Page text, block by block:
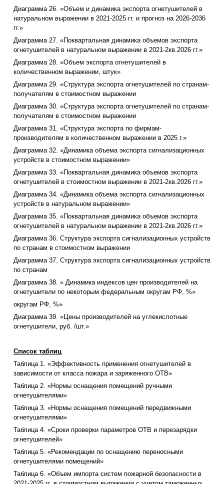
Диаграмма 26. «Объем и динамика экспорта огнетушителей в
натуральном выражении в 2021-2025 гг. и прогноз на 2026-2036
гг.»
Диаграмма 27. «Поквартальная динамика объемов экспорта
огнетушителей в натуральном выражении в 2021-2кв.2026 гг.»
Диаграмма 28. «Объем экспорта огнетушителей в
количественном выражении, штук»
Диаграмма 29. «Структура экспорта огнетушителей по странам-
получателям в стоимостном выражении
Диаграмма 30. «Структура экспорта огнетушителей по странам-
получателям в стоимостном выражении
Диаграмма 31. «Структура экспорта по фирмам-
производителям в количественном выражении в 2025 г.»
Диаграмма 32. «Динамика объема экспорта сигнализационных
устройств в стоимостном выражении»
Диаграмма 33. «Поквартальная динамика объемов экспорта
огнетушителей в стоимостном выражении в 2021-2кв.2026 гг.»
Диаграмма 34. «Динамика объема экспорта сигнализационных
устройств в натуральном выражении»
Диаграмма 35. «Поквартальная динамика объемов экспорта
огнетушителей в натуральном выражении в 2021-2кв.2026 гг.»
Диаграмма 36. Структура экспорта сигнализационных устройств
по странам в стоимостном выражении
Диаграмма 37. Структура экспорта сигнализационных устройств
по странам
Диаграмма 38. « Динамика индексов цен производителей на
огнетушители по некоторым федеральным округам РФ, %»
округам РФ, %»
Диаграмма 39. «Цены производителей на углекислотные
огнетушители, руб. /шт.»
Список таблиц
Таблица 1. «Эффективность применения огнетушителей в
зависимости от класса пожара и заряженного ОТВ»
Таблица 2. «Нормы оснащения помещений ручными
огнетушителями»
Таблица 3. «Нормы оснащения помещений передвижными
огнетушителями»
Таблица 4. «Сроки проверки параметров ОТВ и перезарядки
огнетушителей»
Таблица 5. «Рекомендации по оснащению переносными
огнетушителями помещений»
Таблица 6. «Объем импорта систем пожарной безопасности в